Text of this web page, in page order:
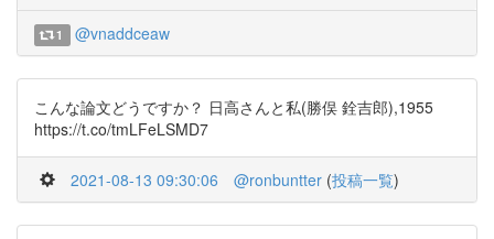
1 @vnaddceaw
こんな論文どうですか？ 日高さんと私(勝俣 銓吉郎),1955
https://t.co/tmLFeLSMD7
2021-08-13 09:30:06 @ronbuntter (投稿一覧)